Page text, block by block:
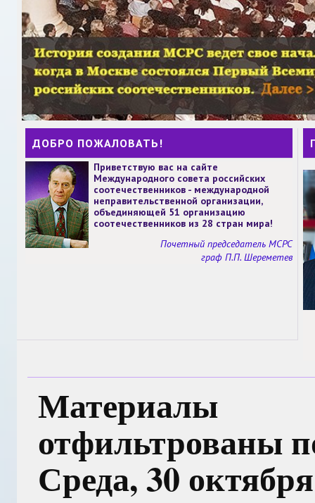
ДОБРО ПОЖАЛОВАТЬ!
Приветствую вас на сайте
Международного совета российских
соотечественников - международной
неправительственной организации,
объединяющей 51 организацию
соотечественников из 28 стран мира!
Почетный председатель МСРС
граф П.П. Шереметев
Материалы
отфильтрованы
Среда, 30